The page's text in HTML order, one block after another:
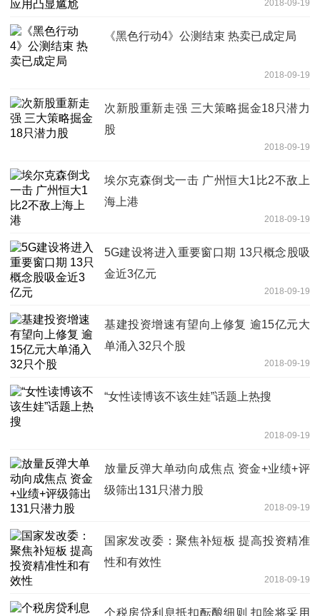
2018-09-19
《黑色行动4》公测结束 热卖已成定局
2018-09-19
次新股重新走强 三大策略掘金18只潜力
股
2018-09-19
埃尔克森倒戈一击 广州恒大1比2不敌上
海上港
2018-09-19
5G建设将进入重要窗口期 13只概念股吸
金近3亿元
2018-09-19
基建投资增速有望向上修复 逾15亿元大
单涌入32只个股
2018-09-19
“女性读博该不该生娃”话题上热搜
2018-09-19
放量反弹大单动向成焦点 资金+业绩+评
级筛出131只潜力股
2018-09-19
国家发改委：聚焦补短板 提高投资精准
性和有效性
2018-09-19
个税房贷利息抵扣酝酿细则 扣除将采用